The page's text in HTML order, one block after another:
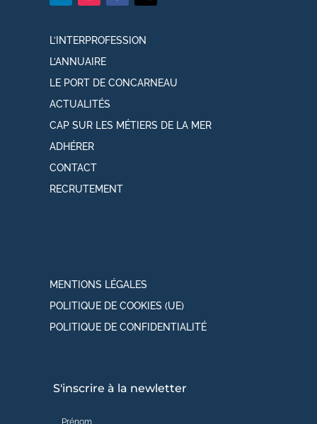
L’INTERPROFESSION
L’ANNUAIRE
LE PORT DE CONCARNEAU
ACTUALITÉS
CAP SUR LES MÉTIERS DE LA MER
ADHÉRER
CONTACT
RECRUTEMENT
MENTIONS LÉGALES
POLITIQUE DE COOKIES (UE)
POLITIQUE DE CONFIDENTIALITÉ
S'inscrire à la newletter